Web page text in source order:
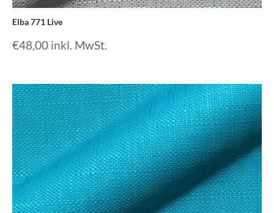
Elba 771 Live
€48,00 inkl. MwSt.